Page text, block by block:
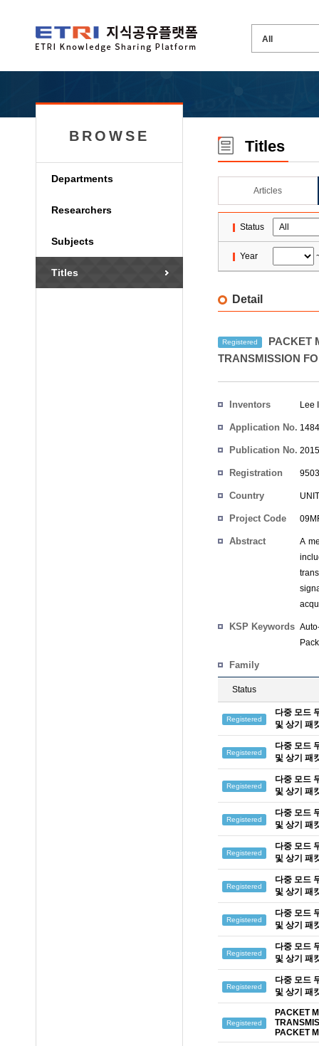
BROWSE
Departments
Researchers
Subjects
Titles
Titles
Articles
Status
Year
Detail
Registered
PACKET
TRANSMISSION
Inventors Lee
Application No.
Publication No.
Registration
Country
Project Code
Abstract
A
KSP Keywords
Family
Status
Registered
다중 모드
및 상기 패
Registered
다중 모드
및 상기 패
Registered
다중 모드
및 상기 패
Registered
다중 모드
및 상기 패
Registered
다중 모드
및 상기 패
Registered
다중 모드
및 상기 패
Registered
다중 모드
및 상기 패
Registered
다중 모드
및 상기 패
Registered
다중 모드
및 상기 패
Registered
PACKET
PACKET